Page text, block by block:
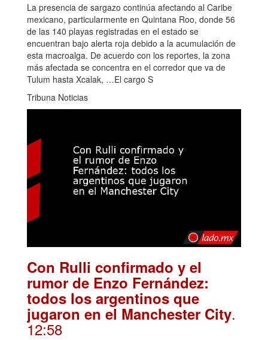
La presencia de sargazo continúa afectando al Caribe
mexicano, particularmente en Quintana Roo, donde 56
de las 140 playas registradas en el estado se
encuentran bajo alerta roja debido a la acumulación de
esta macroalga. De acuerdo con los reportes, la zona
más afectada se concentra en el corredor que va de
Tulum hasta Xcalak, …El cargo S
Tribuna Noticias
Con Rulli confirmado y el
rumor de Enzo Fernández:
todos los argentinos que
jugaron en el Manchester City.
12:58